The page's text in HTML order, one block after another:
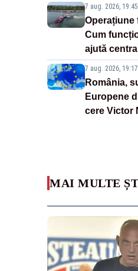
7 aug. 2026, 19:45
Operațiune
Cum
ajută
7 aug. 2026, 19:17
România,
Europene
cere Victor
MAI MULTE